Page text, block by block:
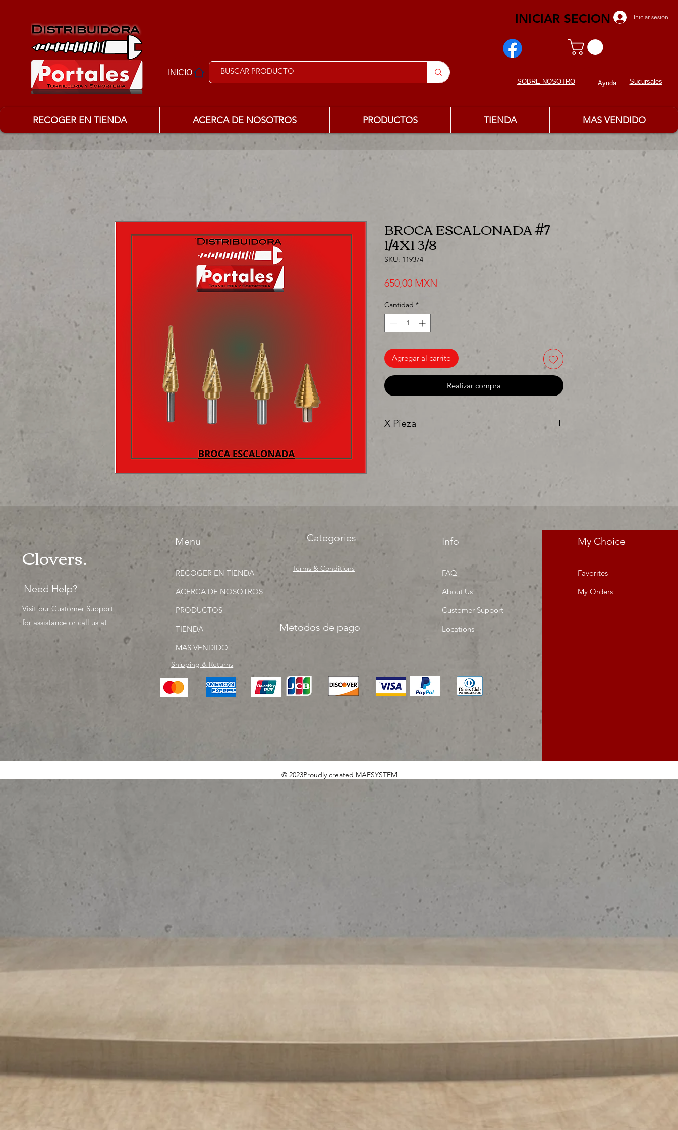
INICIO
Iniciar sesión
INICIAR SECION
SOBRE NOSOTROS Ayuda Sucursales
RECOGER EN TIENDA ACERCA DE NOSOTROS PRODUCTOS TIENDA MAS VENDIDO
BROCA ESCALONADA #7
1/4X1 3/8
SKU: 119374
650,00 MXN
Cantidad *
Agregar al carrito
Realizar compra
X Pieza
Clovers.
Need Help?
Visit ourCustomer Support
for assistance or call us at
Menu
RECOGER EN TIENDA
ACERCA DE NOSOTROS
PRODUCTOS
TIENDA
MAS VENDIDO
Shipping & Returns
Categories
Terms & Conditions
Info
FAQ
About Us
Customer Support
Locations
My Choice
Favorites
My Orders
Metodos de pago
© 2023Proudly created MAESYSTEM